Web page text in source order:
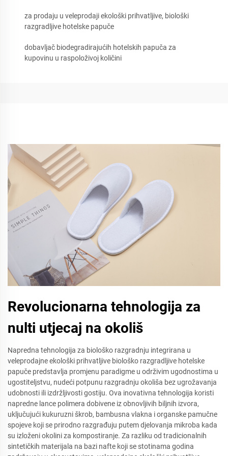
za prodaju u veleprodaji ekološki prihvatljive, biološki
razgradljive hotelske papuče
dobavljač biodegradirajućih hotelskih papuča za
kupovinu u raspoloživoj količini
Revolucionarna tehnologija za
nulti utjecaj na okoliš
Napredna tehnologija za biološko razgradnju integrirana u
veleprodajne ekološki prihvatljive biološko razgradljive hotelske
papuče predstavlja promjenu paradigme u održivim ugodnostima u
ugostiteljstvu, nudeći potpunu razgradnju okoliša bez ugrožavanja
udobnosti ili izdržljivosti gostiju. Ova inovativna tehnologija koristi
napredne lance polimera dobivene iz obnovljivih biljnih izvora,
uključujući kukuruzni škrob, bambusna vlakna i organske pamučne
spojeve koji se prirodno razgrađuju putem djelovanja mikroba kada
su izloženi okolini za kompostiranje. Za razliku od tradicionalnih
sintetičkih materijala na bazi nafte koji se stotinama godina